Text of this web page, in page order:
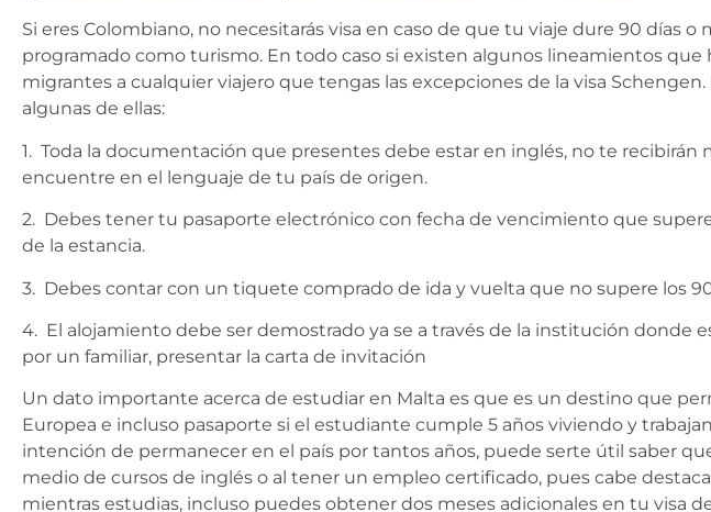
Si eres Colombiano, no necesitarás visa en caso de que tu viaje dure 90 días o
programado como turismo. En todo caso si existen algunos lineamientos que
migrantes a cualquier viajero que tengas las excepciones de la visa
algunas de ellas:
1. Toda la documentación que presentes debe estar en inglés, no te
encuentre en el lenguaje de tu país de origen.
2. Debes tener tu pasaporte electrónico con fecha de vencimiento que
de la estancia.
3. Debes contar con un tiquete comprado de ida y vuelta que no supere los
4. El alojamiento debe ser demostrado ya se a través de la institución donde
por un familiar, presentar la carta de invitación
Un dato importante acerca de estudiar en Malta es que es un destino que
Europea e incluso pasaporte si el estudiante cumple 5 años viviendo y
intención de permanecer en el país por tantos años, puede serte útil saber
medio de cursos de inglés o al tener un empleo certificado, pues cabe
mientras estudias, incluso puedes obtener dos meses adicionales en tu visa